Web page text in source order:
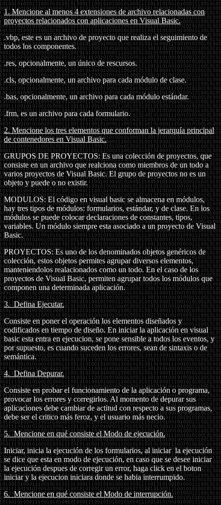
1. Mencione al menos 4 extensiones de archivo relacionadas con
proyectos relacionados con aplicaciones en Visual Basic.
.vbp, este es un archivo de proyecto que realiza el seguimiento de
todos los componentes.
.res, opcionalmente, un único de rescursos.
.cls, opcionalmente, un archivo para cada módulo de clase.
.bas, opcionalmente, un archivo para cada módulo estándar.
.frm, es un archivo para cada formulario.
2. Mencione los tres elementos que conforman la jerarquía principal
de contenedores en Visual Basic.
GRUPOS DE PROYECTOS: Es una colección de proyectos, que
consiste en un archivo que realciona como miembros de un todo a
varios proyectos de Visual Basic. El grupo de proyectos no es un
objeto y puede o no existir.
MODULOS: El código en visual basic se almacena en módulos,
hay tres tipos de módulos: formularios, estándar, y de clase. En los
módulos se puede colocar declaraciones de constantes, tipos,
variables. Un módulo siempre esta asociado a un proyecto de Visual
Basic.
PROYECTOS: Es uno de los denominados objetos genéricos de
colección, estos objetos permites agrupar diversos elementos,
manteniendolos realacionados como un todo. En el caso de los
proyectos de Visual Basic, permiten agrupar todos los módulos que
componen una determinada aplicación.
3. Defina Ejecutar.
Consiste en poner el operación los elementos diseñados y
codificados en tiempo de diseño. En iniciar la aplicación en visual
basic esta entra en ejecucion, se pone sensible a todos los eventos, y
por supuesto, es cuando suceden los errores, sean de sintaxis o de
semántica.
4. Defina Depurar.
Consiste en probar el funcionamiento de la aplicación o programa,
provocar los errores y corregirlos. Al momento de depurar sus
aplicaciones debe cambiar de actitud con respecto a sus programas,
debe ser el critico más feroz, y el usuario más necio.
5. Mencione en qué consiste el Modo de ejecución.
Iniciar, inicia la ejecución de los formularios, al iniciar la ejecución
se dice que esta en modo de ejecución, en caso que se desee iniciar
la ejecución despues de corregir un error, haga click en el boton
iniciar y la ejecucion iniciara donde se habia interrumpido.
6. Mencione en qué consiste el Modo de interrupción.